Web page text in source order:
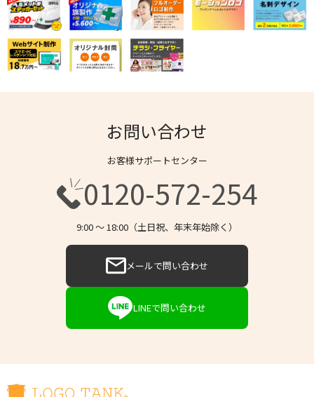
お問い合わせ
お客様サポートセンター
0120-572-254
9:00 〜 18:00（土日祝、年末年始除く）
メールで問い合わせ
LINEで問い合わせ